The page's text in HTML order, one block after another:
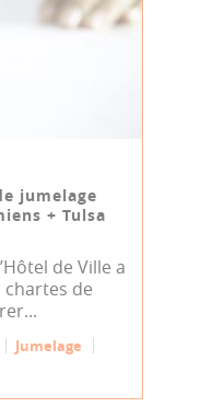
jumelage
+ Tulsa
de Ville a
chartes de
Jumelage